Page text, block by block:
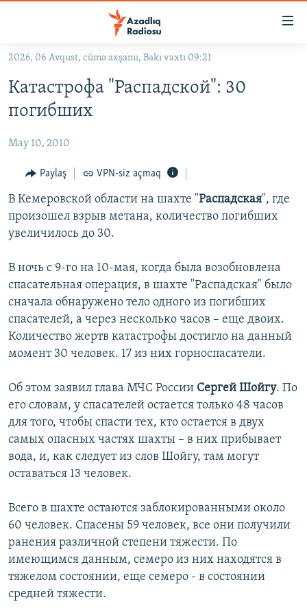
Əsas
qayıt
Əsas
qayıt
#İZAHLA
#ƏSLINDƏ
FƏRQƏ BAX
QANUNI DOĞRU
ARAŞDIRMA
VIDEO
FOTOQALEREYA
İNFOQRAFIKA
RADIO ARXIV
AZƏRBAYCAN ƏDƏBIYYATI KITABXANASI
İSLAM VƏ DEMOKRATIYA
HAQQIMIZDA
MISSIYAMIZ
PEŞƏ ETIKASI VƏ JURNALISTIKA STANDARTLARIMIZ
AZADLIQRADIOSU MOBIL TELEFONUNUZDA
BIZIMLƏ ƏLAQƏ
XƏBƏR BÜLLETENLƏRIMIZ
BIZI IZLƏ
2026, 06 Avqust, cümə axşamı, Bakı vaxtı 09:21
Катастрофа "Распадской": 30
погибших
May 10, 2010
Paylaş VPN-siz açmaq
В Кемеровской области на шахте "Распадская", где
произошел взрыв метана, количество погибших
увеличилось до 30.
В ночь с 9-го на 10-мая, когда была возобновлена
спасательная операция, в шахте "Распадская" было
сначала обнаружено тело одного из погибших
спасателей, а через несколько часов – еще двоих.
Количество жертв катастрофы достигло на данный
момент 30 человек. 17 из них горноспасатели.
Об этом заявил глава МЧС России Сергей Шойгу. По
его словам, у спасателей остается только 48 часов
для того, чтобы спасти тех, кто остается в двух
самых опасных частях шахты – в них прибывает
вода, и, как следует из слов Шойгу, там могут
оставаться 13 человек.
Всего в шахте остаются заблокированными около
60 человек. Спасены 59 человек, все они получили
ранения различной степени тяжести. По
имеющимся данным, семеро из них находятся в
тяжелом состоянии, еще семеро - в состоянии
средней тяжести.